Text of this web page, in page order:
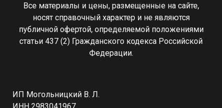
Все материалы и цены, размещенные на сайте,
носят справочный характер и не являются
публичной офертой, определяемой положениями
статьи 437 (2) Гражданского кодекса Российской
Федерации.
ИП Могольницкий В. Л.